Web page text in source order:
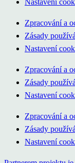
Zpracování a
Zásady
Nastavení
Zpracování a
Zásady
Nastavení
Zpracování a
Zásady
Nastavení